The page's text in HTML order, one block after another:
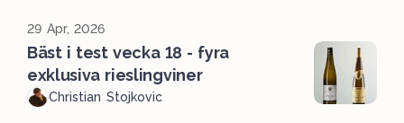
29 Apr, 2026
Bäst i test vecka 18 - fyra
exklusiva rieslingviner
Christian Stojkovic